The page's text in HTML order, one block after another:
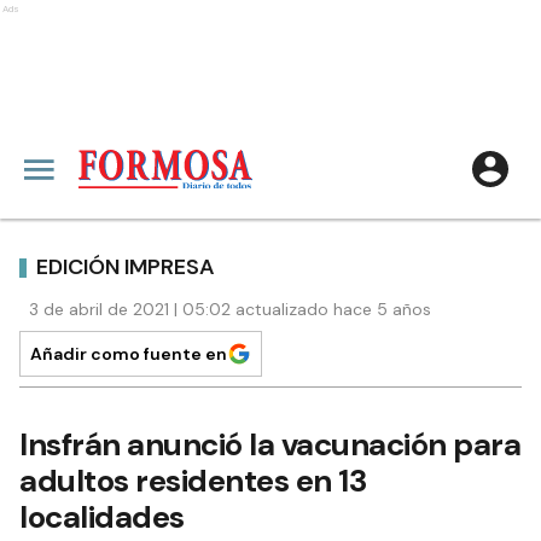
Ads
EDICIÓN IMPRESA
3 de abril de 2021 | 05:02 actualizado hace 5 años
Añadir como fuente en
Insfrán anunció la vacunación para
adultos residentes en 13
localidades